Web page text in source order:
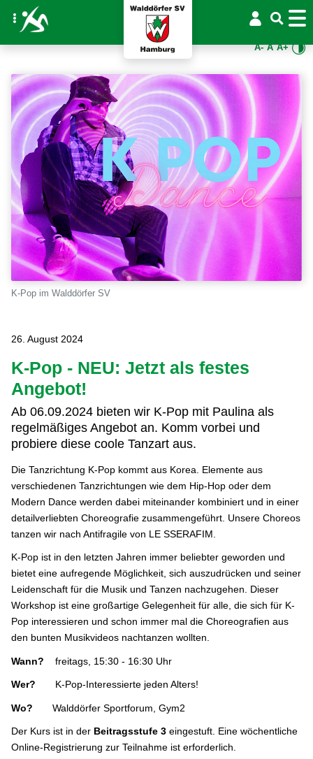
A- A A+
K-Pop im Walddörfer SV
26. August 2024
K-Pop - NEU: Jetzt als festes
Angebot!
Ab 06.09.2024 bieten wir K-Pop mit Paulina als
regelmäßiges Angebot an. Komm vorbei und
probiere diese coole Tanzart aus.
Die Tanzrichtung K-Pop kommt aus Korea. Elemente aus
verschiedenen Tanzrichtungen wie dem Hip-Hop oder dem
Modern Dance werden dabei miteinander kombiniert und in einer
detailverliebten Choreografie zusammengeführt. Unsere Choreos
tanzen wir nach Antifragile von LE SSERAFIM.
K-Pop ist in den letzten Jahren immer beliebter geworden und
bietet eine aufregende Möglichkeit, sich auszudrücken und seiner
Leidenschaft für die Musik und Tanzen nachzugehen. Dieser
Workshop ist eine großartige Gelegenheit für alle, die sich für K-
Pop interessieren und schon immer mal die Choreografien aus
den bunten Musikvideos nachtanzen wollten.
Wann? freitags, 15:30 - 16:30 Uhr
Wer? K-Pop-Interessierte jeden Alters!
Wo? Walddörfer Sportforum, Gym2
Der Kurs ist in der Beitragsstufe 3eingestuft. Eine wöchentliche
Online-Registrierung zur Teilnahme ist erforderlich.